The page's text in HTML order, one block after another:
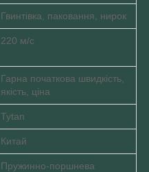
Гвинтівка, паковання, нирок
220 м/с
Гарна початкова швидкість,
якість, ціна
Tytan
Китай
Пружинно-поршнева